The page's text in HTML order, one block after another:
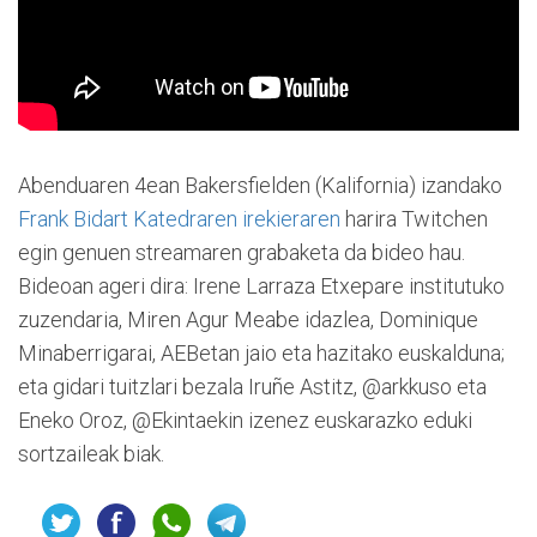
Abenduaren 4ean Bakersfielden (Kalifornia) izandako
Frank Bidart Katedraren irekieraren harira Twitchen
egin genuen streamaren grabaketa da bideo hau.
Bideoan ageri dira: Irene Larraza Etxepare institutuko
zuzendaria, Miren Agur Meabe idazlea, Dominique
Minaberrigarai, AEBetan jaio eta hazitako euskalduna;
eta gidari tuitzlari bezala Iruñe Astitz, @arkkuso eta
Eneko Oroz, @Ekintaekin izenez euskarazko eduki
sortzaileak biak.